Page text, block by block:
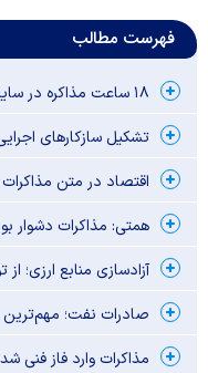
فهرست مطالب
۱۸ ساعت مذاکره در سایه تنش‌ها
تشکیل سازکار‌های اجرایی و
اقتصاد در متن مذاکرات
همتی: مذاکرات دشوار
آزادسازی منابع ارزی؛ از
صادرات نفت؛ مهم‌ترین
مذاکرات وارد فاز فنی شد